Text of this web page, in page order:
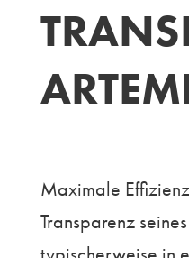
Maximale
Transparenz